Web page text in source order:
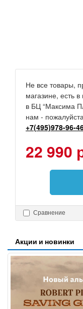
Не все товары,
магазине, есть
в БЦ “Максима
нам -
+7(495)978-96-
22 990
Сравнение
Акции и новинки